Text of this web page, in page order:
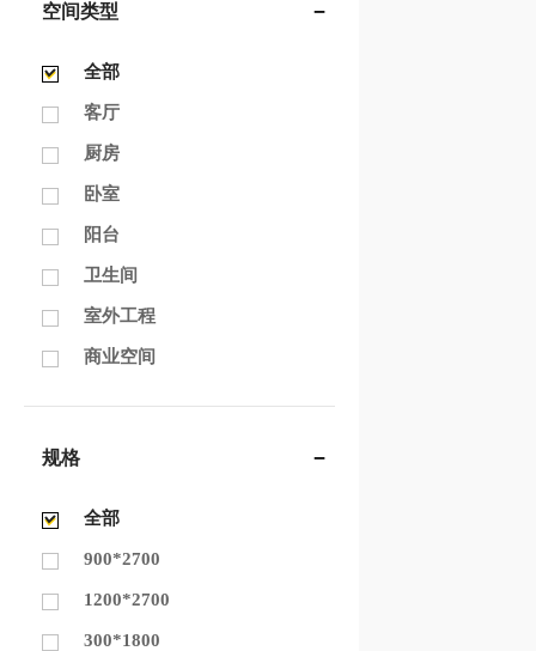
空间类型
全部
客厅
厨房
卧室
阳台
卫生间
室外工程
商业空间
规格
全部
900*2700
1200*2700
300*1800